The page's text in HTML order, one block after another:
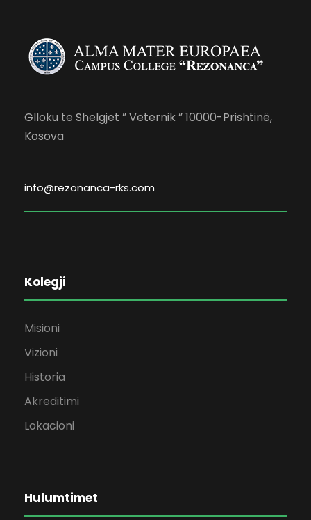
Glloku te Shelgjet ” Veternik ” 10000-Prishtinë,
Kosova
info@rezonanca-rks.com
Kolegji
Misioni
Vizioni
Historia
Akreditimi
Lokacioni
Hulumtimet